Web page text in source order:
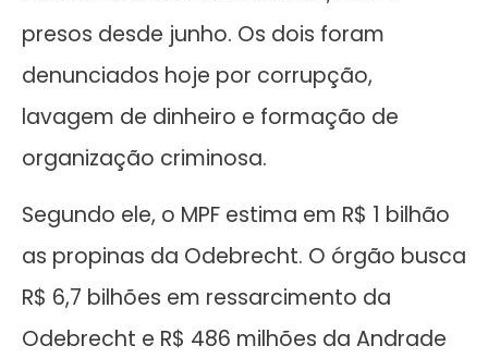
presos desde junho. Os dois foram
denunciados hoje por corrupção,
lavagem de dinheiro e formação de
organização criminosa.
Segundo ele, o MPF estima em R$ 1 bilhão
as propinas da Odebrecht. O órgão busca
R$ 6,7 bilhões em ressarcimento da
Odebrecht e R$ 486 milhões da Andrade